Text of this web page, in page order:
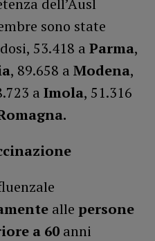
sono state
53.418 a Parma,
, 89.658 a Modena,
a Imola, 51.316
alle persone
a 60 anni